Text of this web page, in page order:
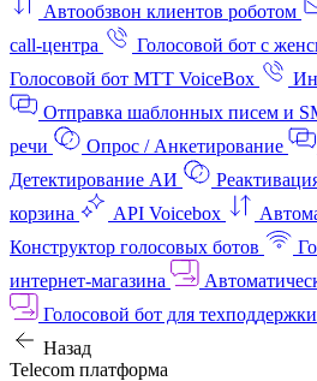
Автообзвон клиентов роботом
call-центра
Голосовой бот с
Голосовой бот МТТ VoiceBox
Отправка шаблонных писем и
речи
Опрос / Анкетирование
Детектирование АИ
корзина
API Voicebox
Конструктор голосовых ботов
интернет‑магазина
Голосовой бот для техподдержки
Назад
Telecom платформа